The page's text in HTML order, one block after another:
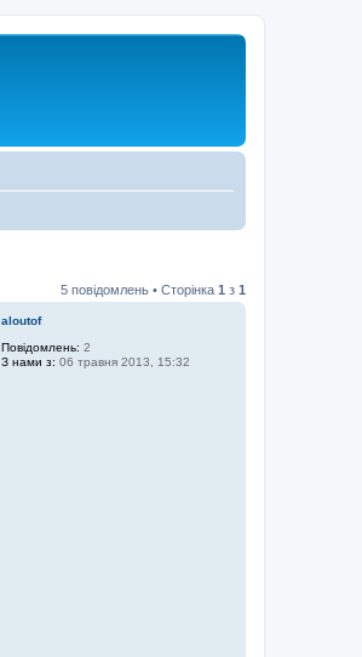
5 повідомлень • Сторінка 1 з 1
aloutof
Повідомлень: 2
З нами з: 06 травня 2013, 15:32